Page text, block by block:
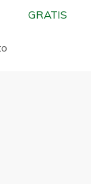
GRATIS